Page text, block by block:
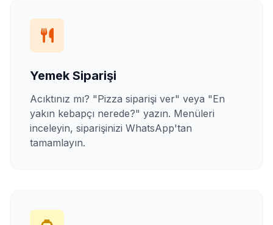
Yemek Siparişi
Acıktınız mı? "Pizza siparişi ver" veya "En
yakın kebapçı nerede?" yazın. Menüleri
inceleyin, siparişinizi WhatsApp'tan
tamamlayın.